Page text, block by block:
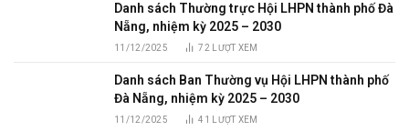
Danh sách Thường trực Hội LHPN thành phố Đà
Nẵng, nhiệm kỳ 2025 – 2030
11/12/2025 72 LƯỢT XEM
Danh sách Ban Thường vụ Hội LHPN thành phố
Đà Nẵng, nhiệm kỳ 2025 – 2030
11/12/2025 41 LƯỢT XEM